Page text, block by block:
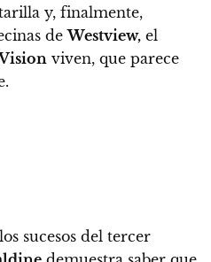
y, finalmente,
deWestview, el
viven, que parece
sucesos del tercer